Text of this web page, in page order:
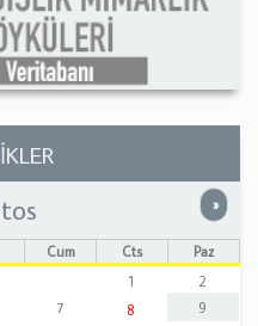
»
Cum Cts
Paz
1
2
7 8
9